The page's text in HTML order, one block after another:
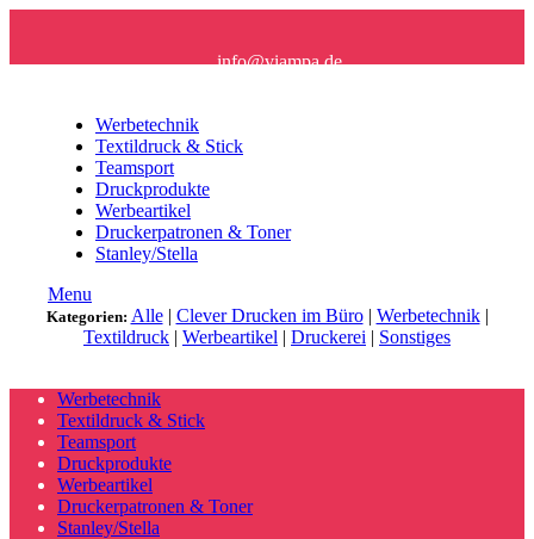
info@viampa.de
Werbetechnik
Textildruck & Stick
Teamsport
Druckprodukte
Werbeartikel
Druckerpatronen & Toner
Stanley/Stella
Menu
Kategorien: Alle| Clever Drucken im Büro| Werbetechnik|
Textildruck | Werbeartikel | Druckerei | Sonstiges
Werbetechnik
Textildruck & Stick
Teamsport
Druckprodukte
Werbeartikel
Druckerpatronen & Toner
Stanley/Stella